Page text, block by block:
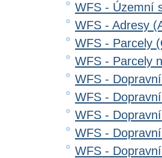
WFS - Územní
WFS - Adresy
WFS - Parcely
WFS - Parcely
WFS -
WFS -
WFS -
WFS -
WFS -